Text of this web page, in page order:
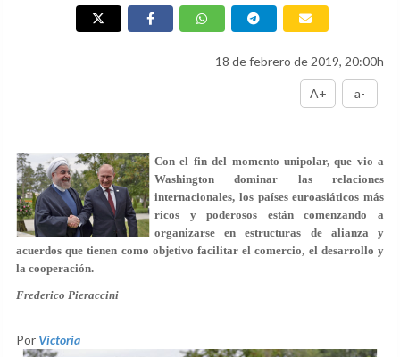
18 de febrero de 2019, 20:00h
A+ a-
Con el fin del momento unipolar, que vio a
Washington dominar las relaciones
internacionales, los países euroasiáticos más
ricos y poderosos están comenzando a
organizarse en estructuras de alianza y
acuerdos que tienen como objetivo facilitar el comercio, el desarrollo y
la cooperación.
Frederico Pieraccini
Por Victoria